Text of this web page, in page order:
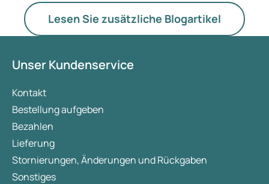
Rhythmus (zirkadianer Rhythmus) und wirkt
sich sowohl auf die Schlafdauer als auch auf
die Schlafqualität aus. Eine Störung kann zu
Schlaf führen. Cortisol wird häufig mit Stress
andere wichtige Funktionen. In diesem
Artikel erläutern wir, was Cortisol ist, wie es
mit Schlaf zusammenhängt und geben
Tipps, um den Cortisolspiegel zu senken, zu
entspannen und die Schlafqualität zu
verbessern.
Lesen Sie zusätzliche Blogartikel
Unser Kundenservice
Kontakt
Bestellung aufgeben
Bezahlen
Lieferung
Stornierungen, Änderungen und Rückgaben
Sonstiges